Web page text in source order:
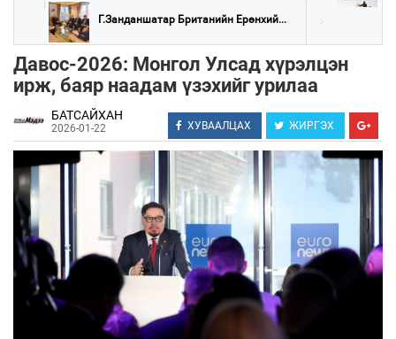
Г.Занданшатар Британийн Ерөнхий...
Давос-2026: Монгол Улсад хүрэлцэн
ирж, баяр наадам үзэхийг урилаа
БАТСАЙХАН
2026-01-22 ХУВААЛЦАХ ЖИРГЭХ